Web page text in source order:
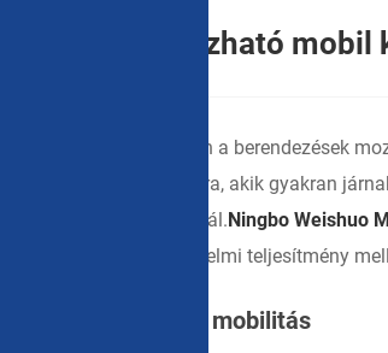
hordozható
munkakörnyezetben a berendezések
kültéri dolgozók számára, akik gyakran
alapelemeként is szolgál.Ningbo Weishuo
előtérbe a kivételes védelmi teljesítmény
filozófia: Könnyű mobilitás